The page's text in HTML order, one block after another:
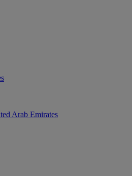
Arab Emirates